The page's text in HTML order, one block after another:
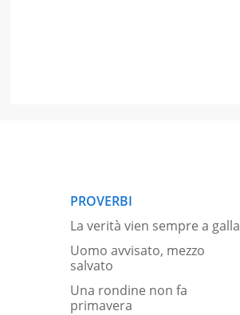
PROVERBI
La verità vien sempre a galla
Uomo avvisato, mezzo
salvato
Una rondine non fa
primavera